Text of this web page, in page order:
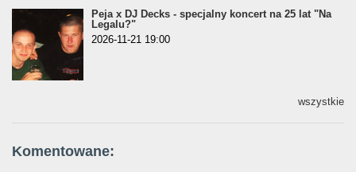
Peja x DJ Decks - specjalny koncert na 25 lat "Na
Legalu?"
2026-11-21 19:00
wszystkie
Komentowane: